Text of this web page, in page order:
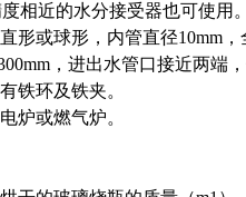
相近的水分接受器也可使用。
直形或球形，内管直径10mm
，进出水管口接近两端
铁环及铁夹。
炉或燃气炉。